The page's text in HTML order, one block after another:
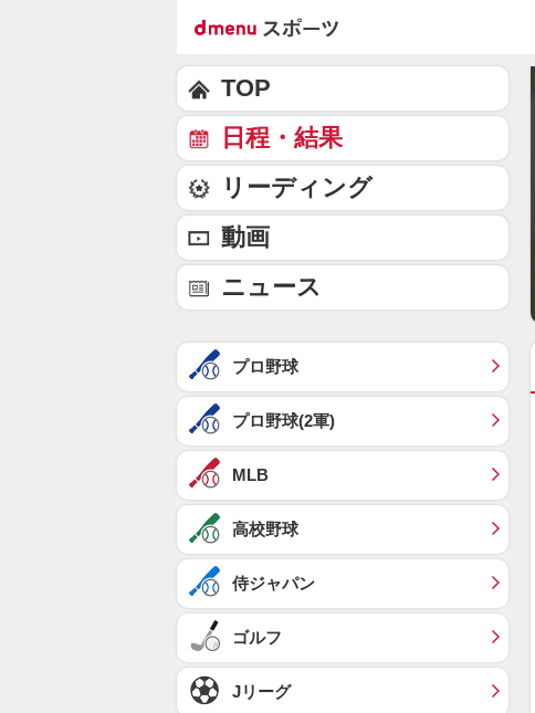
TOP
日程・結果
リーディング
動画
ニュース
プロ野球
プロ野球(2軍)
MLB
高校野球
侍ジャパン
ゴルフ
Jリーグ